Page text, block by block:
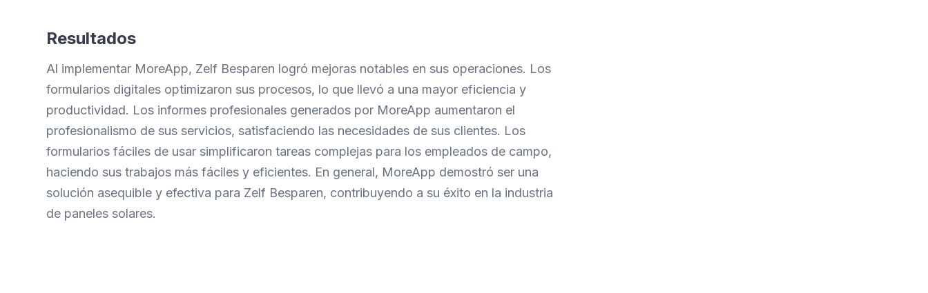
Resultados
Al implementar MoreApp, Zelf Besparen logró mejoras notables en sus operaciones. Los
formularios digitales optimizaron sus procesos, lo que llevó a una mayor eficiencia y
productividad. Los informes profesionales generados por MoreApp aumentaron el
profesionalismo de sus servicios, satisfaciendo las necesidades de sus clientes. Los
formularios fáciles de usar simplificaron tareas complejas para los empleados de campo,
haciendo sus trabajos más fáciles y eficientes. En general, MoreApp demostró ser una
solución asequible y efectiva para Zelf Besparen, contribuyendo a su éxito en la industria
de paneles solares.